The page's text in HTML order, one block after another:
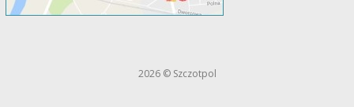
2026 © Szczotpol